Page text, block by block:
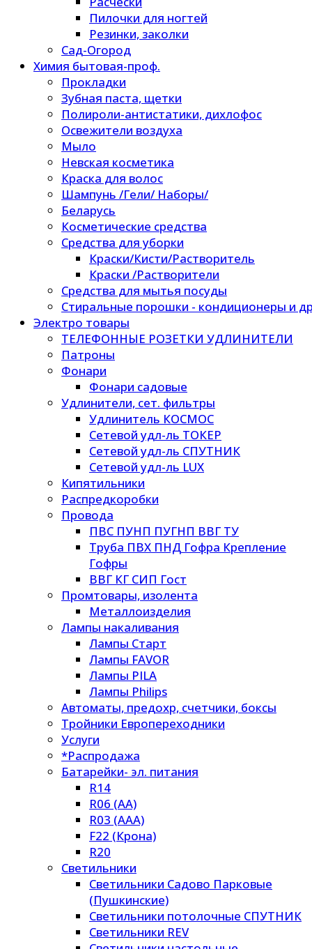
Пилочки для ногтей
Резинки, заколки
Сад-Огород
Химия бытовая-проф.
Прокладки
Зубная паста, щетки
Полироли-антистатики, дихлофос
Освежители воздуха
Мыло
Невская косметика
Краска для волос
Шампунь /Гели/ Наборы/
Беларусь
Косметические средства
Средства для уборки
Краски/Кисти/Растворитель
Краски /Растворители
Средства для мытья посуды
Стиральные порошки - кондиционеры и
Электро товары
ТЕЛЕФОННЫЕ РОЗЕТКИ УДЛИНИТЕЛИ
Патроны
Фонари
Фонари садовые
Удлинители, сет. фильтры
Удлинитель КОСМОС
Сетевой удл-ль ТОКЕР
Сетевой удл-ль СПУТНИК
Сетевой удл-ль LUX
Кипятильники
Распредкоробки
Провода
ПВС ПУНП ПУГНП ВВГ ТУ
Труба ПВХ ПНД Гофра Крепление
Гофры
ВВГ КГ СИП Гост
Промтовары, изолента
Металлоизделия
Лампы накаливания
Лампы Старт
Лампы FAVOR
Лампы PILA
Лампы Philips
Автоматы, предохр, счетчики, боксы
Тройники Европереходники
Услуги
*Распродажа
Батарейки- эл. питания
R14
R06 (AA)
R03 (AAA)
F22 (Крона)
R20
Светильники
Светильники Садово Парковые
(Пушкинские)
Светильники потолочные СПУТНИК
Светильники REV